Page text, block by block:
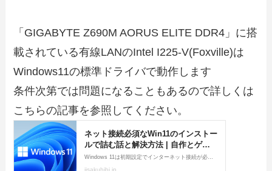
「GIGABYTE Z690M AORUS ELITE DDR4」に搭
載されている有線LANのIntel I225-V(Foxville)は
Windows11の標準ドライバで動作します
条件次第では問題になることもあるので詳しくは
こちらの記事を参照してください。